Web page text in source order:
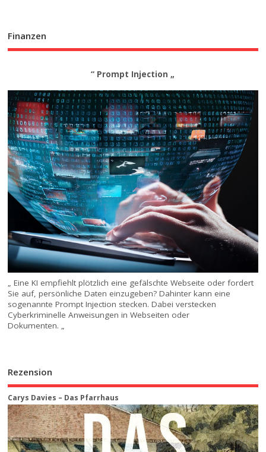
Finanzen
“ Prompt Injection „
„ Eine KI empfiehlt plötzlich eine gefälschte Webseite oder fordert
Sie auf, persönliche Daten einzugeben? Dahinter kann eine
sogenannte Prompt Injection stecken. Dabei verstecken
Cyberkriminelle Anweisungen in Webseiten oder
Dokumenten. „
Rezension
Carys Davies – Das Pfarrhaus